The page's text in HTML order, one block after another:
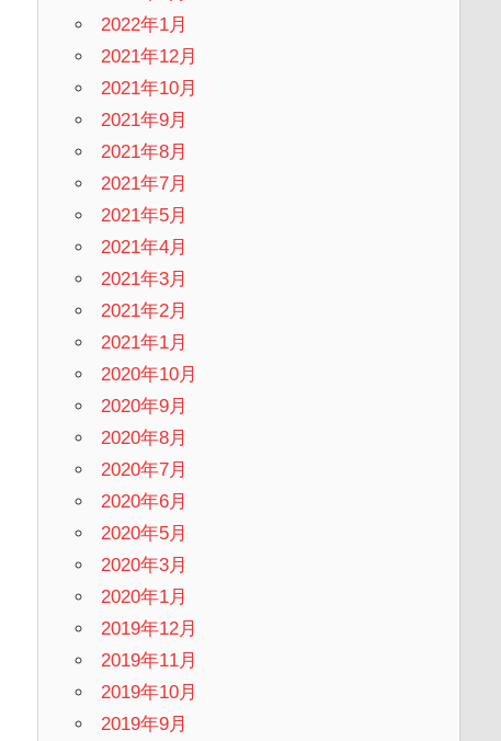
2022年1月
2021年12月
2021年10月
2021年9月
2021年8月
2021年7月
2021年5月
2021年4月
2021年3月
2021年2月
2021年1月
2020年10月
2020年9月
2020年8月
2020年7月
2020年6月
2020年5月
2020年3月
2020年1月
2019年12月
2019年11月
2019年10月
2019年9月